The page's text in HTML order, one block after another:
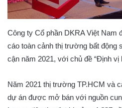
Công ty Cổ phần DKRA Việt Nam
cáo toàn cảnh thị trường bất động
cận năm 2021, với chủ đề “Định vị
Năm 2021 thị trường TP.HCM và
dự án được mở bán với nguồn